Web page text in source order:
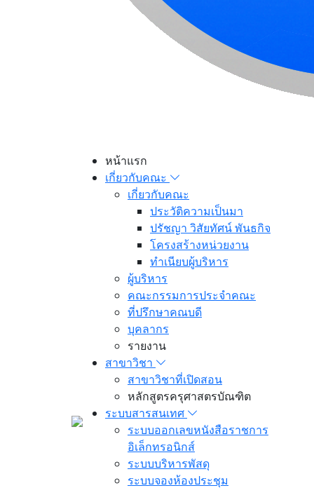
หน้าแรก
เกี่ยวกับคณะ
เกี่ยวกับคณะ
ประวัติความเป็นมา
ปรัชญา วิสัยทัศน์ พันธกิจ
โครงสร้างหน่วยงาน
ทำเนียบผู้บริหาร
ผู้บริหาร
คณะกรรมการประจำคณะ
ที่ปรึกษาคณบดี
บุคลากร
รายงาน
สาขาวิชา
สาขาวิชาที่เปิดสอน
หลักสูตรครุศาสตรบัณฑิต
ระบบสารสนเทศ
ระบบออกเลขหนังสือราชการ
อิเล็กทรอนิกส์
ระบบบริหารพัสดุ
ระบบจองห้องประชุม